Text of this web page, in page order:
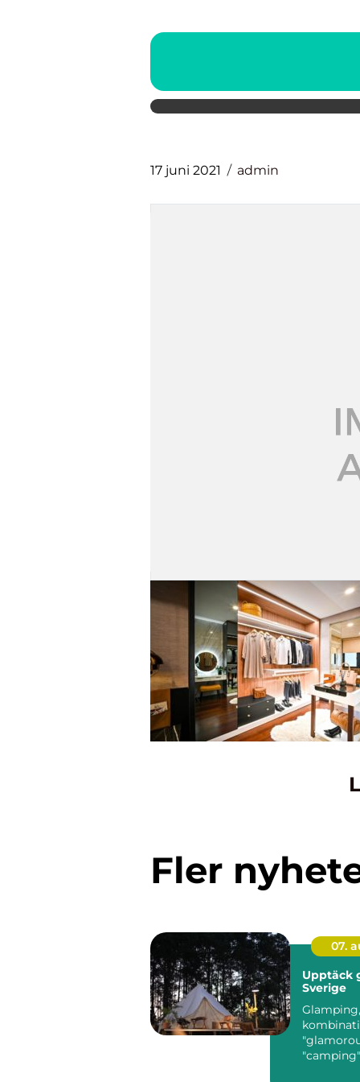
17 juni 2021 admin
Fler
07.
Upptäck
Sverige